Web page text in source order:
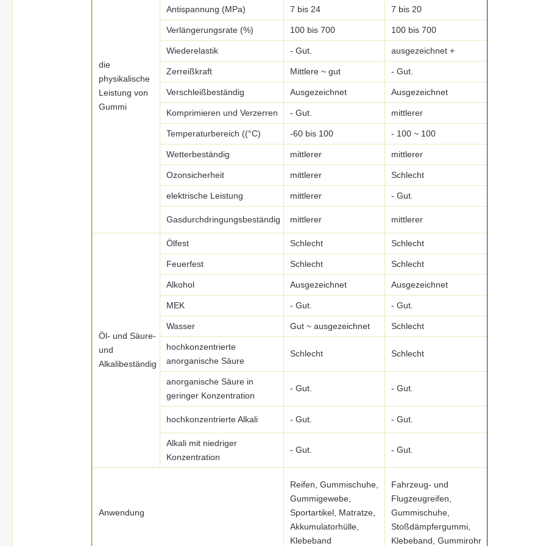
die
physikalische
Leistung von
Gummi
Antispannung (MPa) 7 bis 24 7 bis 20
Verlängerungsrate (%) 100 bis 700 100 bis 700
Wiederelastik - Gut. ausgezeichnet +
Zerreißkraft Mittlere ~ gut - Gut.
Verschleißbeständig Ausgezeichnet Ausgezeichnet
Komprimieren und Verzerren - Gut. mittlerer
Temperaturbereich ((°C) -60 bis 100 - 100 ~ 100
Wetterbeständig mittlerer mittlerer
Ozonsicherheit mittlerer Schlecht
elektrische Leistung mittlerer - Gut.
Gasdurchdringungsbeständig mittlerer mittlerer
Öl- und Säure-
und
Alkalibeständig
Ölfest Schlecht Schlecht
Feuerfest Schlecht Schlecht
Alkohol Ausgezeichnet Ausgezeichnet
MEK - Gut. - Gut.
Wasser Gut ~ ausgezeichnet Schlecht
hochkonzentrierte
anorganische Säure
Schlecht Schlecht
anorganische Säure in
geringer Konzentration
- Gut. - Gut.
hochkonzentrierte Alkali - Gut. - Gut.
Alkali mit niedriger
Konzentration
- Gut. - Gut.
Anwendung
Reifen, Gummischuhe,
Gummigewebe,
Sportartikel, Matratze,
Akkumulatorhülle,
Klebeband
Fahrzeug- und
Flugzeugreifen,
Gummischuhe,
Stoßdämpfergummi,
Klebeband, Gummirohr